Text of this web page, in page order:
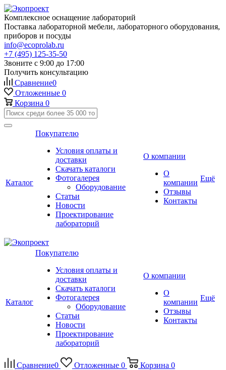
Комплексное оснащение лабораторий
Поставка лабораторной мебели, лабораторного оборудования,
приборов и посуды
info@ecoprolab.ru
+7 (495) 125-35-50
Звоните с 9:00 до 17:00
Получить консультацию
Сравнение0
Отложенные 0
Корзина 0
Каталог
Покупателю
Условия оплаты и
доставки
Скачать каталоги
Фотогалерея
Оборудование
Статьи
Новости
Проектирование
лабораторий
О компании
О
компании
Отзывы
Контакты
Ещё
Каталог
Покупателю
Условия оплаты и
доставки
Скачать каталоги
Фотогалерея
Оборудование
Статьи
Новости
Проектирование
лабораторий
О компании
О
компании
Отзывы
Контакты
Ещё
Сравнение0 Отложенные 0 Корзина 0